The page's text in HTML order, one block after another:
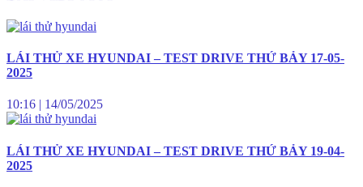
LÁI THỬ XE HYUNDAI – TEST DRIVE THỨ BẢY 17-05-
2025
10:16 | 14/05/2025
LÁI THỬ XE HYUNDAI – TEST DRIVE THỨ BẢY 19-04-
2025